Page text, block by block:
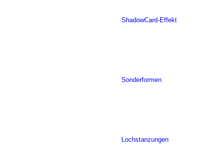
ShadowCard-Effekt
Sonderformen
Lochstanzungen